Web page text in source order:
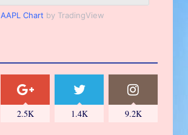
AAPL Chart by TradingView
2.5K 1.4K 9.2K